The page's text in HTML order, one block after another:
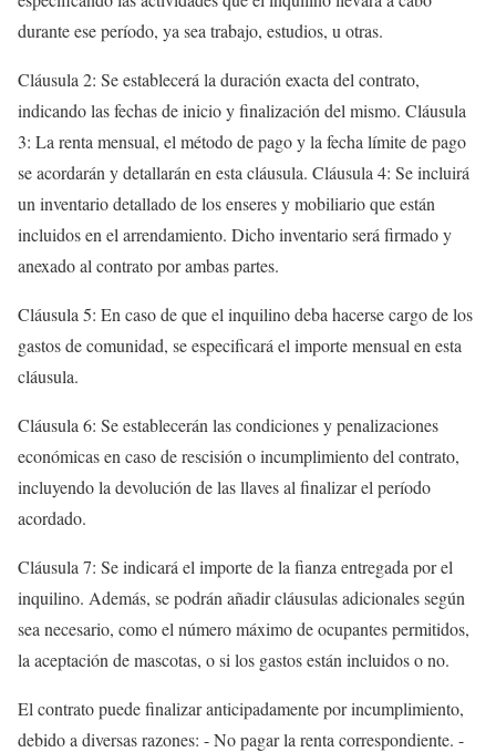
durante ese período, ya sea trabajo, estudios, u otras.
Cláusula 2: Se establecerá la duración exacta del contrato,
indicando las fechas de inicio y finalización del mismo. Cláusula
3: La renta mensual, el método de pago y la fecha límite de pago
se acordarán y detallarán en esta cláusula. Cláusula 4: Se incluirá
un inventario detallado de los enseres y mobiliario que están
incluidos en el arrendamiento. Dicho inventario será firmado y
anexado al contrato por ambas partes.
Cláusula 5: En caso de que el inquilino deba hacerse cargo de los
gastos de comunidad, se especificará el importe mensual en esta
cláusula.
Cláusula 6: Se establecerán las condiciones y penalizaciones
económicas en caso de rescisión o incumplimiento del contrato,
incluyendo la devolución de las llaves al finalizar el período
acordado.
Cláusula 7: Se indicará el importe de la fianza entregada por el
inquilino. Además, se podrán añadir cláusulas adicionales según
sea necesario, como el número máximo de ocupantes permitidos,
la aceptación de mascotas, o si los gastos están incluidos o no.
El contrato puede finalizar anticipadamente por incumplimiento,
debido a diversas razones: - No pagar la renta correspondiente. -